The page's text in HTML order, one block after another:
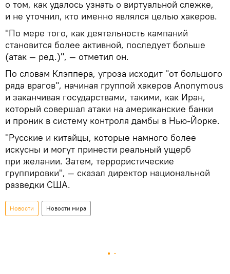
о том, как удалось узнать о виртуальной слежке,
и не уточнил, кто именно являлся целью хакеров.
"По мере того, как деятельность кампаний
становится более активной, последует больше
(атак — ред.)", — отметил он.
По словам Клэппера, угроза исходит "от большого
ряда врагов", начиная группой хакеров Anonymous
и заканчивая государствами, такими, как Иран,
который совершал атаки на американские банки
и проник в систему контроля дамбы в Нью-Йорке.
"Русские и китайцы, которые намного более
искусны и могут принести реальный ущерб
при желании. Затем, террористические
группировки", — сказал директор национальной
разведки США.
Новости Новости мира